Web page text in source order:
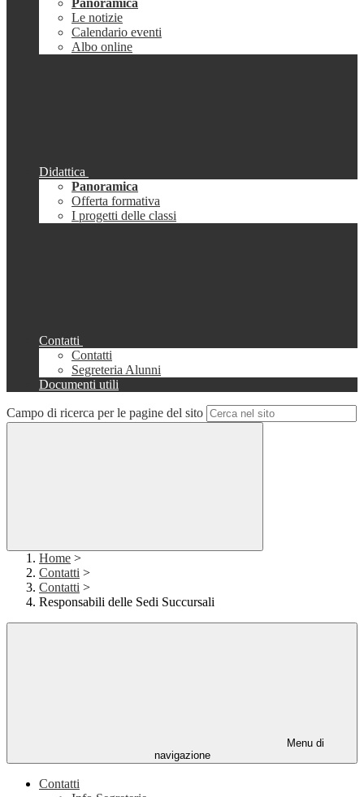
Panoramica
Le notizie
Calendario eventi
Albo online
Didattica
Panoramica
Offerta formativa
I progetti delle classi
Contatti
Contatti
Segreteria Alunni
Documenti utili
Campo di ricerca per le pagine del sito
Home >
Contatti >
Contatti >
Responsabili delle Sedi Succursali
Menu di
navigazione
Contatti